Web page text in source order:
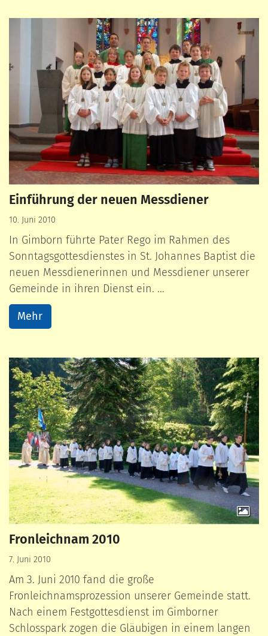
Einführung der neuen Messdiener
10. Juni 2010
In Gimborn führte Pater Rego im Rahmen des
Sonntagsgottesdienstes in St. Johannes Baptist die
neuen Messdienerinnen und Messdiener unserer
Gemeinde in ihren Dienst ein. ...
Mehr
Fronleichnam 2010
7. Juni 2010
Am 3. Juni 2010 fand die große
Fronleichnamsprozession unserer Gemeinde statt.
Nach einem Festgottesdienst im Gimborner
Schlosspark zogen die Gläubigen in einem langen